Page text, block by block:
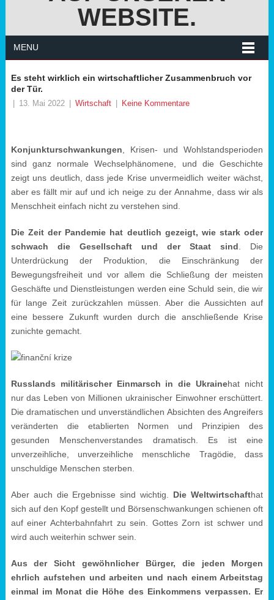
WEBSITE.
MENU
Es steht wirklich ein wirtschaftlicher Zusammenbruch vor
der Tür.
13. Mai 2022 Wirtschaft Keine Kommentare
Konjunkturschwankungen , Krisen- und Wohlstandsperioden
sind ganz normale Wechselphänomene, und die Geschichte
zeigt uns deutlich, dass jede Krise unvermeidlich weiter wächst,
aber es fällt mir auf und ich neige zu der Annahme, dass wir als
Menschheit einfach nicht zu verstehen sind.
Die Zeit der Pandemie hat deutlich gezeigt, wie stark oder
schwach die Gesellschaft und der Staat sind . Die
Unterdrückung der Produktion, die Einschränkung der
Bewegungsfreiheit und vor allem die Schließung der meisten
Geschäfte und Dienstleistungen werden eine Schuld sein, die wir
für lange Zeit zurückzahlen müssen. Aber die Aussichten auf
eine bessere Zukunft wurden durch die anschließende Krise
zunichte gemacht.
Russlands militärischer Einmarsch in die Ukrainehat nicht
nur das Leben von Millionen ukrainischer Einwohner erschüttert.
Die dramatischen und unverständlichen Absichten des Angreifers
veränderten die etablierten Normen und Prinzipien des
gesunden Menschenverstandes dramatisch. Es ist eine
unverzeihliche, unverzeihliche menschliche Tragödie, dass
unschuldige Menschen sterben.
Aber auch die Ergebnisse sind wichtig. Die Weltwirtschafthat
sich auf den Kopf gestellt und Börsenschwankungen schienen oft
auf einer Achterbahnfahrt zu sein. Gottes Zorn ist schwer und
wird auch weiterhin schwer sein.
Aus der Sicht gewöhnlicher Bürger, die jeden Morgen
ehrlich aufstehen und arbeiten und nach einem Arbeitstag
einmal im Monat die Höhe des Einkommens verpassen. Er